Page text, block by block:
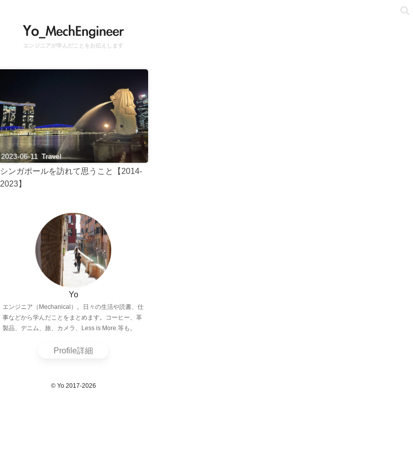
エンジニアが学んだことをお伝えします
2023-06-11 Travel
シンガポールを訪れて思うこと【2014-
2023】
Yo
エンジニア（Mechanical）。日々の生活や読書、仕
事などから学んだことをまとめます。コーヒー、革
製品、デニム、旅、カメラ、Less is More.等も。
Profile詳細
© Yo 2017-2026